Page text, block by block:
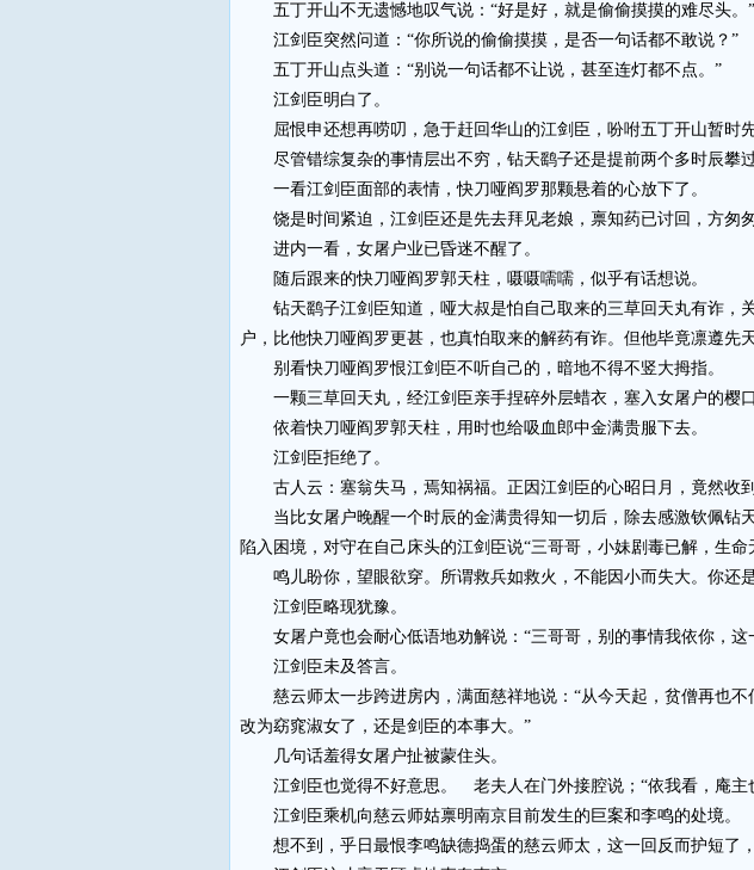
五丁开山不无遗憾地叹气说：“好是好，就是偷偷摸摸的难尽头。”
江剑臣突然问道：“你所说的偷偷摸摸，是否一句话都不敢说？”
五丁开山点头道：“别说一句话都不让说，甚至连灯都不点。”
江剑臣明白了。
屈恨申还想再唠叨，急于赶回华山的江剑臣，吩咐五丁开山暂时
尽管错综复杂的事情层出不穷，钻天鹞子还是提前两个多时辰攀过
一看江剑臣面部的表情，快刀哑阎罗那颗悬着的心放下了。
饶是时间紧迫，江剑臣还是先去拜见老娘，禀知药已讨回，方匆匆
进内一看，女屠户业已昏迷不醒了。
随后跟来的快刀哑阎罗郭天柱，嗫嗫嚅嚅，似乎有话想说。
钻天鹞子江剑臣知道，哑大叔是怕自己取来的三草回天丸有诈，
户，比他快刀哑阎罗更甚，也真怕取来的解药有诈。但他毕竟凛遵
别看快刀哑阎罗恨江剑臣不听自己的，暗地不得不竖大拇指。
一颗三草回天丸，经江剑臣亲手捏碎外层蜡衣，塞入女屠户的樱
依着快刀哑阎罗郭天柱，用时也给吸血郎中金满贵服下去。
江剑臣拒绝了。
古人云：塞翁失马，焉知祸福。正因江剑臣的心昭日月，竟然收到
当比女屠户晚醒一个时辰的金满贵得知一切后，除去感激钦佩钻
陷入困境，对守在自己床头的江剑臣说“三哥哥，小妹剧毒已解，生命
鸣儿盼你，望眼欲穿。所谓救兵如救火，不能因小而失大。你还
江剑臣略现犹豫。
女屠户竟也会耐心低语地劝解说：“三哥哥，别的事情我依你，这
江剑臣未及答言。
慈云师太一步跨进房内，满面慈祥地说：“从今天起，贫僧再也不
改为窈窕淑女了，还是剑臣的本事大。”
几句话羞得女屠户扯被蒙住头。
江剑臣也觉得不好意思。 老夫人在门外接腔说；“依我看，庵主
江剑臣乘机向慈云师姑禀明南京目前发生的巨案和李鸣的处境。
想不到，乎日最恨李鸣缺德捣蛋的慈云师太，这一回反而护短了